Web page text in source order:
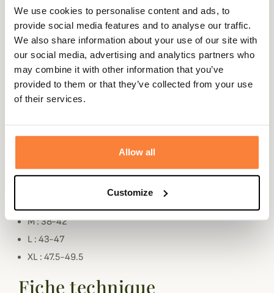
We use cookies to personalise content and ads, to
provide social media features and to analyse our traffic.
We also share information about your use of our site with
our social media, advertising and analytics partners who
may combine it with other information that you’ve
provided to them or that they’ve collected from your use
of their services.
Allow all
Customize
Ces chaussettes sont majoritairement composées en
laine mérinos afin de vous garantir une bonne
respirabilité et une régulation de la température qui sera
d'autant plus agréable si vous portez des bottes
néoprène.
Elles sont renforcées en élasthanne et en nylon pour vous
assurer une bonne résistance et qu'elles gardent leur
Les voûtes plantaires sont renforcées et rembourrées
pour amortir les chocs. Ces chaussettes reliable montent
des bottes contre votre peau assez désagréable.
M : 38-42
L : 43-47
XL : 47.5-49.5
Fiche technique